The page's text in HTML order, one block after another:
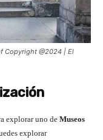
Copyright @2024 | El
explorar uno de Museos
explorar